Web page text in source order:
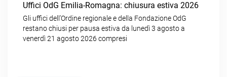
Uffici OdG Emilia-Romagna: chiusura estiva 2026
Gli uffici dell’Ordine regionale e della Fondazione OdG
restano chiusi per pausa estiva da lunedì 3 agosto a
venerdì 21 agosto 2026 compresi